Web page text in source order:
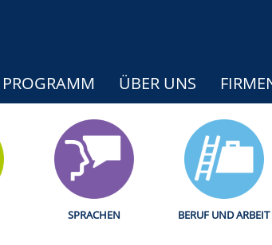
PROGRAMM ÜBER UNS
SPRACHEN BERUF UND ARBEIT